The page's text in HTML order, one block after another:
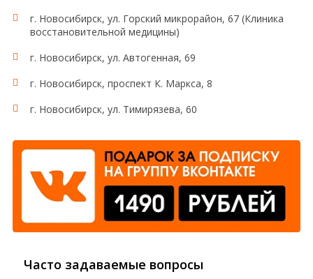
г. Новосибирск, ул. Горский микрорайон, 67 (Клиника
восстановительной медицины)
г. Новосибирск, ул. Автогенная, 69
г. Новосибирск, проспект К. Маркса, 8
г. Новосибирск, ул. Тимирязева, 60
Часто задаваемые вопросы